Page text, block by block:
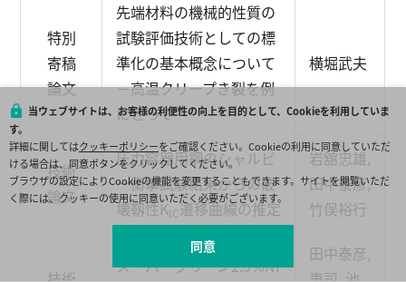
特別
寄稿
論文
先端材料の機械的性質の
試験評価技術としての標
準化の基本概念について
－高温クリープき裂を例
にとって－
横堀武夫
技術
論文
圧力容器用鋼のシャルピ
ー衝撃試験結果からの破
壊靱性KIC遷移曲線の推定
岩舘忠雄,
田中泰彦,
竹俣裕行
スーパークリーン2.5%Ni
田中泰彦,
当ウェブサイトは、お客様の利便性の向上を目的として、Cookieを利用していま
す。
詳細に関してはクッキーポリシーをご確認ください。Cookieの利用に同意していただ
ける場合は、同意ボタンをクリックしてください。
ブラウザの設定によりCookieの機能を変更することもできます。サイトを閲覧いただ
く際には、クッキーの使用に同意いただく必要がございます。
同意